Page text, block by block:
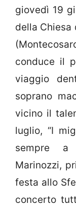
giovedì 19
della Chiesa
conduce il
viaggio
soprano
vicino il
luglio, “I
sempre a
Marinozzi,
festa allo
concerto